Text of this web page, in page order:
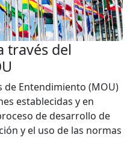
través del
de Entendimiento (MOU)
establecidas y en
de desarrollo de
y el uso de las normas